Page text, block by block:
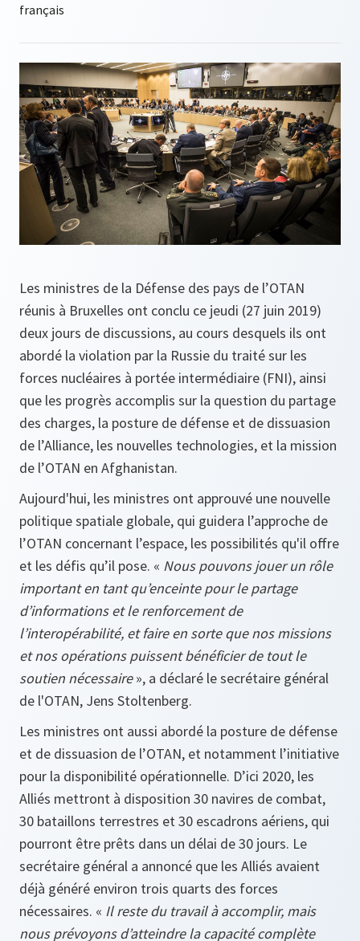
Les ministres de la Défense des pays de l’OTAN
réunis à Bruxelles ont conclu ce jeudi (27 juin 2019)
deux jours de discussions, au cours desquels ils ont
abordé la violation par la Russie du traité sur les
forces nucléaires à portée intermédiaire (FNI), ainsi
que les progrès accomplis sur la question du partage
des charges, la posture de défense et de dissuasion
de l’Alliance, les nouvelles technologies, et la mission
de l’OTAN en Afghanistan.
Aujourd'hui, les ministres ont approuvé une nouvelle
politique spatiale globale, qui guidera l’approche de
l’OTAN concernant l’espace, les possibilités qu'il offre
et les défis qu’il pose. « Nous pouvons jouer un rôle
important en tant qu’enceinte pour le partage
d’informations et le renforcement de
l’interopérabilité, et faire en sorte que nos missions
et nos opérations puissent bénéficier de tout le
soutien nécessaire», a déclaré le secrétaire général
de l'OTAN, Jens Stoltenberg.
Les ministres ont aussi abordé la posture de défense
et de dissuasion de l’OTAN, et notamment l’initiative
pour la disponibilité opérationnelle. D’ici 2020, les
Alliés mettront à disposition 30 navires de combat,
30 bataillons terrestres et 30 escadrons aériens, qui
pourront être prêts dans un délai de 30 jours. Le
secrétaire général a annoncé que les Alliés avaient
déjà généré environ trois quarts des forces
nécessaires. « Il reste du travail à accomplir, mais
nous prévoyons d’atteindre la capacité complète